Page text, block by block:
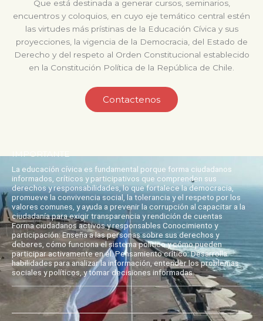
Que está destinada a generar cursos, seminarios,
encuentros y coloquios, en cuyo eje temático central estén
las virtudes más prístinas de la Educación Cívica y sus
proyecciones, la vigencia de la Democracia, del Estado de
Derecho y del respeto al Orden Constitucional establecido
en la Constitución Política de la República de Chile.
Contactenos
La educación cívica es fundamental porque forma ciudadanos
informados, críticos y participativos que comprenden sus
derechos y responsabilidades, lo que fortalece la democracia,
promueve la convivencia social, la tolerancia y el respeto por los
valores comunes, y ayuda a prevenir la corrupción al capacitar a la
ciudadanía para exigir transparencia y rendición de cuentas
Forma ciudadanos activos y responsables Conocimiento y
participación: Enseña a las personas sobre sus derechos y
deberes, cómo funciona el sistema político y cómo pueden
participar activamente en él. Pensamiento crítico: Desarrolla
habilidades para analizar la información, entender los problemas
sociales y políticos, y tomar decisiones informadas.